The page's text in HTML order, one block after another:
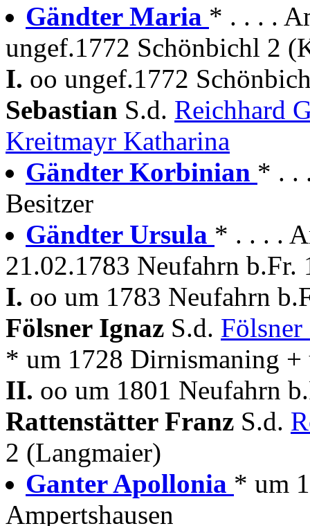
Gändter Maria * . . . .
ungef.1772 Schönbichl 2
I. oo ungef.1772
Sebastian S.d. Reichhard
Kreitmayr Katharina
Gändter Korbinian * . .
Besitzer
Gändter Ursula * . . . .
21.02.1783 Neufahrn b.Fr.
I. oo um 1783 Neufahrn
Fölsner Ignaz S.d.
* um 1728 Dirnismaning +
II. oo um 1801 Neufahrn
Rattenstätter Franz S.d.
2 (Langmaier)
Ganter Apollonia * um
Ampertshausen